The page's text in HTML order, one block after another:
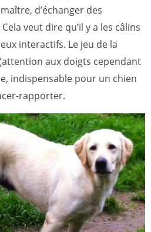
d’échanger des
veut dire qu’il y a les câlins
interactifs. Le jeu de la
aux doigts cependant
indispensable pour un chien
rapporter.